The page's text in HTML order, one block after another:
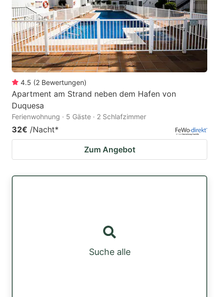
4.5 (2 Bewertungen)
Apartment am Strand neben dem Hafen von
Duquesa
Ferienwohnung · 5 Gäste · 2 Schlafzimmer
32€ /Nacht*
Zum Angebot
Suche alle